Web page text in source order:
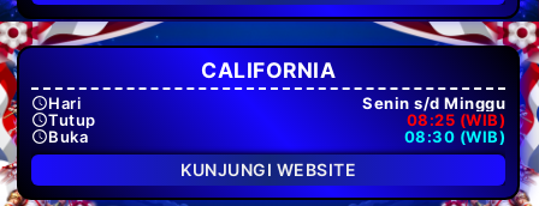
CALIFORNIA
Hari
Senin s/d Minggu
Tutup
08:25 (WIB)
Buka
08:30 (WIB)
KUNJUNGI WEBSITE